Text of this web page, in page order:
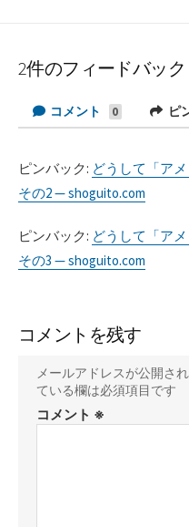
2件のフィードバック
コメント 0 ピ
ピンバック: どうして「ア
その2 — shoguito.com
ピンバック: どうして「ア
その3 — shoguito.com
コメントを残す
メールアドレスが公開さ
ている欄は必須項目です
コメント ※